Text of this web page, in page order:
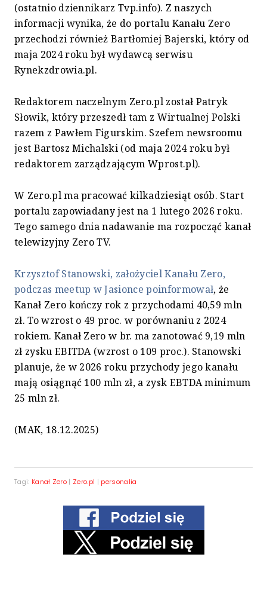
(ostatnio dziennikarz Tvp.info). Z naszych
informacji wynika, że do portalu Kanału Zero
przechodzi również Bartłomiej Bajerski, który od
maja 2024 roku był wydawcą serwisu
Rynekzdrowia.pl.
Redaktorem naczelnym Zero.pl został Patryk
Słowik, który przeszedł tam z Wirtualnej Polski
razem z Pawłem Figurskim. Szefem newsroomu
jest Bartosz Michalski (od maja 2024 roku był
redaktorem zarządzającym Wprost.pl).
W Zero.pl ma pracować kilkadziesiąt osób. Start
portalu zapowiadany jest na 1 lutego 2026 roku.
Tego samego dnia nadawanie ma rozpocząć kanał
telewizyjny Zero TV.
Krzysztof Stanowski, założyciel Kanału Zero,
podczas meetup w Jasionce poinformował, że
Kanał Zero kończy rok z przychodami 40,59 mln
zł. To wzrost o 49 proc. w porównaniu z 2024
rokiem. Kanał Zero w br. ma zanotować 9,19 mln
zł zysku EBITDA (wzrost o 109 proc.). Stanowski
planuje, że w 2026 roku przychody jego kanału
mają osiągnąć 100 mln zł, a zysk EBTDA minimum
25 mln zł.
(MAK, 18.12.2025)
Tagi: Kanał Zero | Zero.pl | personalia